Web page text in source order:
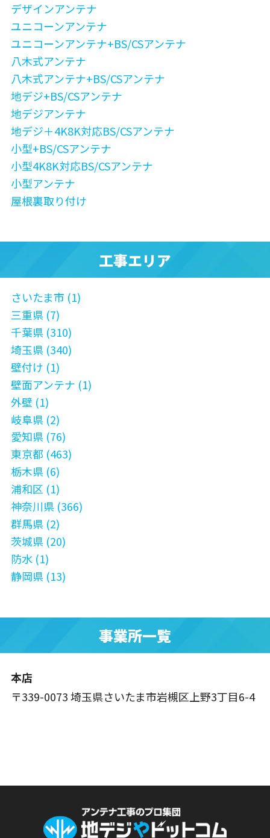
デザインアンテナ
ユニコーンアンテナ
ユニコーンアンテナ+BS/CSアンテナ
八木式アンテナ
八木式アンテナ+BS/CSアンテナ
地デジ+BS/CSアンテナ
地デジアンテナ
地デジ＋4K8K対応BS/CSアンテナ
小型+BS/CSアンテナ
小型4K8K対応BS/CSアンテナ
小型アンテナ
屋根裏取り付け
工事エリア
さいたま市 (1)
三重県 (7)
千葉県 (310)
埼玉県 (340)
壁付け (1)
壁面アンテナ (1)
外壁 (1)
岐阜県 (2)
愛知県 (76)
東京都 (463)
栃木県 (6)
浦和区 (1)
神奈川県 (366)
群馬県 (2)
茨城県 (20)
防水 (1)
静岡県 (13)
事業所一覧
本店
〒339-0073 埼玉県さいたま市岩槻区上野3丁目6-4